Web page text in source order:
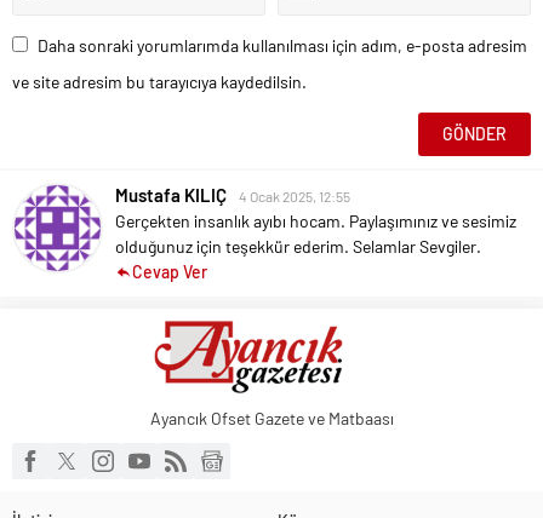
Daha sonraki yorumlarımda kullanılması için adım, e-posta adresim
ve site adresim bu tarayıcıya kaydedilsin.
Mustafa KILIÇ 4 Ocak 2025, 12:55
Gerçekten insanlık ayıbı hocam. Paylaşımınız ve sesimiz
olduğunuz için teşekkür ederim. Selamlar Sevgiler.
Cevap Ver
Ayancık Ofset Gazete ve Matbaası